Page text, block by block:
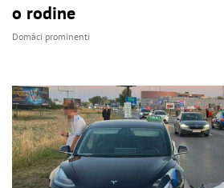
o rodine
Domáci prominenti